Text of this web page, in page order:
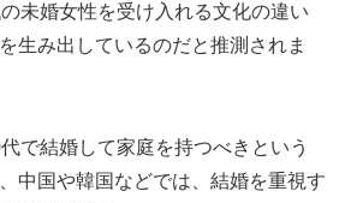
未婚女性を受け入れる文化の違い
生み出しているのだと推測されま
で結婚して家庭を持つべきという
中国や韓国などでは、結婚を重視す